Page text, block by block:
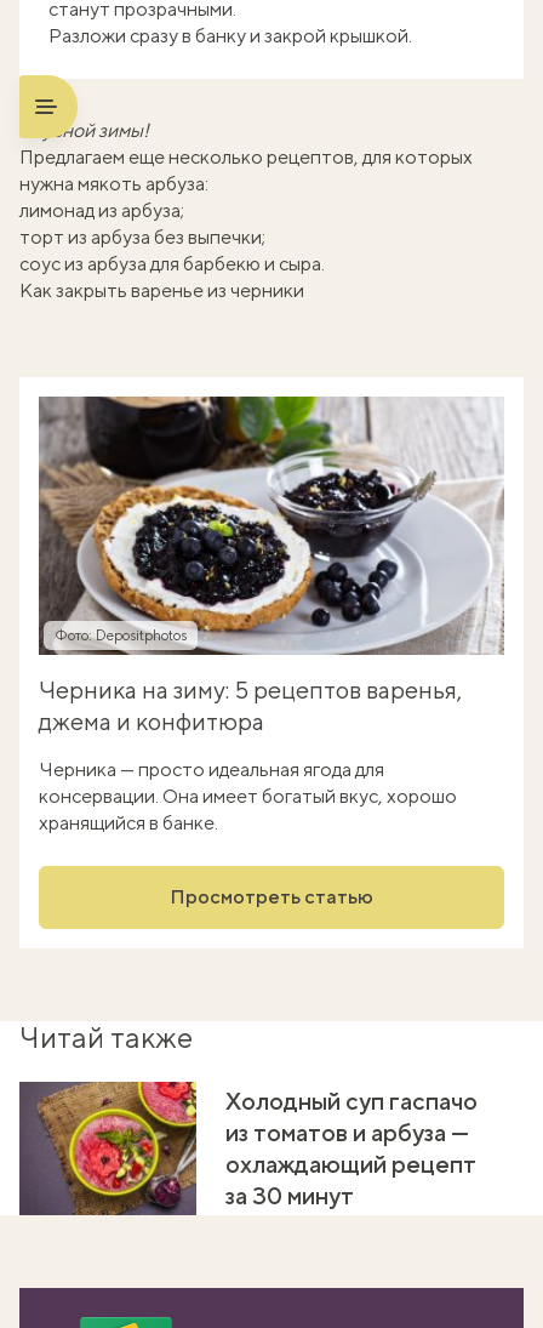
станут прозрачными.
Разложи сразу в банку и закрой крышкой.
Вкусной зимы!
Предлагаем еще несколько рецептов, для которых
нужна мякоть арбуза:
лимонад из арбуза;
торт из арбуза без выпечки;
соус из арбуза для барбекю и сыра.
Как закрыть варенье из черники
Фото: Depositphotos
Черника на зиму: 5 рецептов варенья,
джема и конфитюра
Черника — просто идеальная ягода для
консервации. Она имеет богатый вкус, хорошо
хранящийся в банке.
Просмотреть статью
Читай также
Холодный суп гаспачо
из томатов и арбуза —
охлаждающий рецепт
за 30 минут